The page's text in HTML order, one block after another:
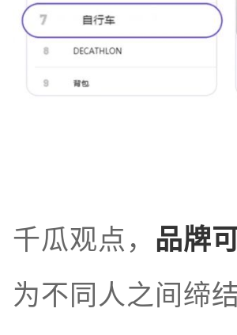
千瓜观点， 品牌
为不同人之间缔